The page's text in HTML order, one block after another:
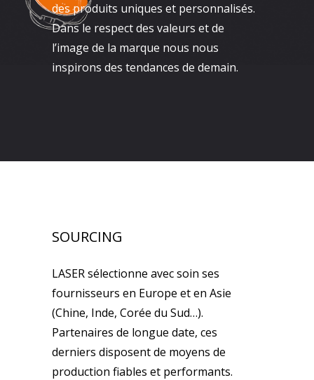
des produits uniques et personnalisés.
Dans le respect des valeurs et de
l’image de la marque nous nous
inspirons des tendances de demain.
SOURCING
LASER sélectionne avec soin ses
fournisseurs en Europe et en Asie
(Chine, Inde, Corée du Sud…).
Partenaires de longue date, ces
derniers disposent de moyens de
production fiables et performants.